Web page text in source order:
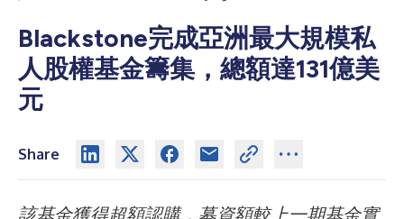
Blackstone完成亞洲最大規模私
人股權基金籌集，總額達131億美
元
Share
該基金獲得超額認購，募資額較上一期基金實